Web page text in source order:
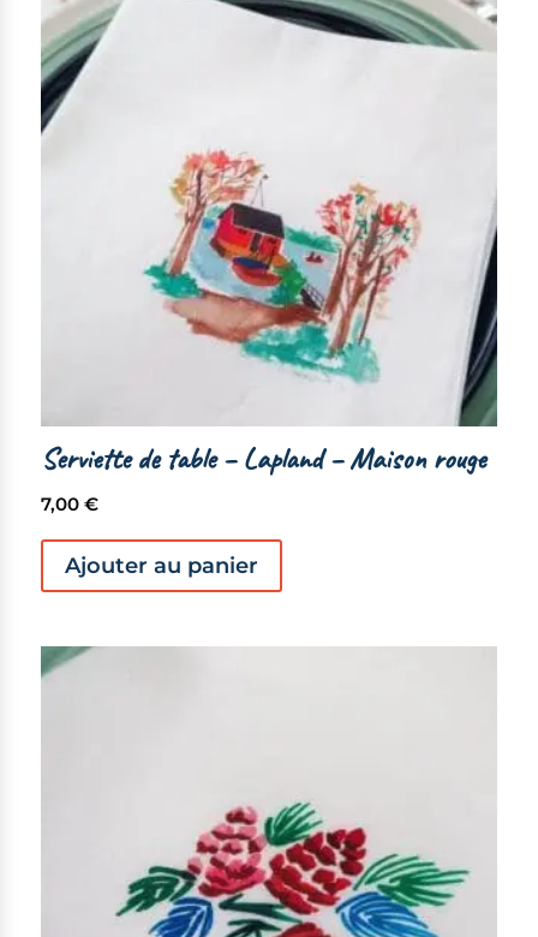
Serviette de table – Lapland – Maison rouge
7,00 €
Ajouter au panier